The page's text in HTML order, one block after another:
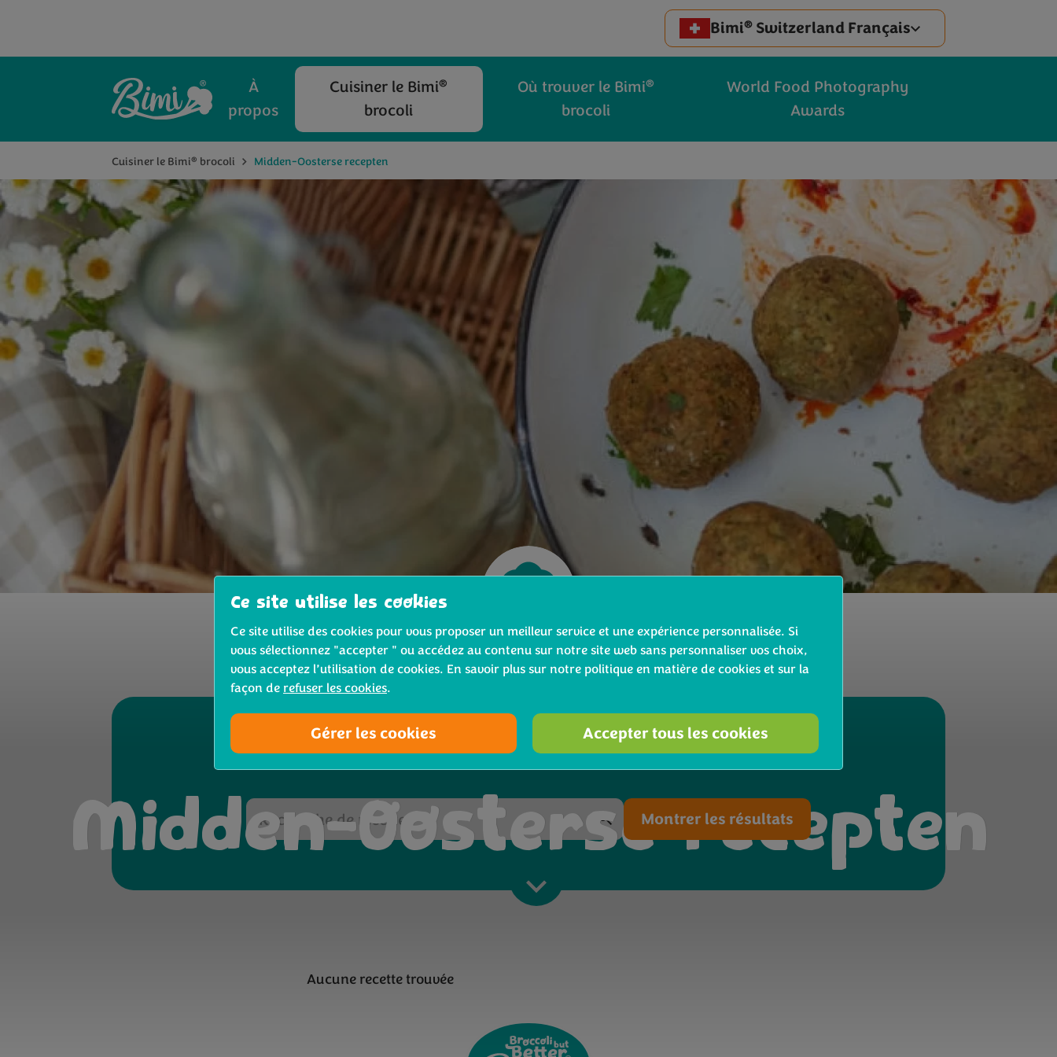
Bimi® Switzerland Français
À
propos
Cuisiner le Bimi®
brocoli
Où trouver le Bimi®
brocoli
World Food Photography
Awards
Cuisiner le Bimi® brocoli Midden-Oosterse recepten
Midden-Oosterse recepten
Filtrer les recettes
Montrer les résultats
Aucune recette trouvée
Ce site utilise les cookies
Ce site utilise des cookies pour vous proposer un meilleur service et une expérience personnalisée. Si
vous sélectionnez "accepter " ou accédez au contenu sur notre site web sans personnaliser vos choix,
vous acceptez l’utilisation de cookies. En savoir plus sur notre politique en matière de cookies et sur la
façon de refuser les cookies.
Gérer les cookies Accepter tous les cookies